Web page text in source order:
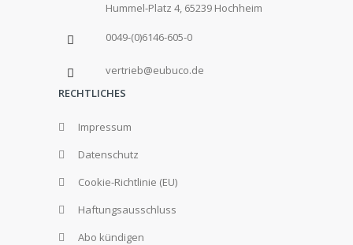
Hummel-Platz 4, 65239 Hochheim
0049-(0)6146-605-0
vertrieb@eubuco.de
RECHTLICHES
Impressum
Datenschutz
Cookie-Richtlinie (EU)
Haftungsausschluss
Abo kündigen